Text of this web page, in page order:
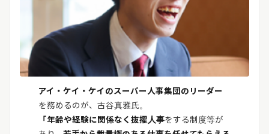
アイ・ケイ・ケイのスーパー人事集団のリーダー
を務めるのが、古谷真雅氏。
「年齢や経験に関係なく抜擢人事をする制度等が